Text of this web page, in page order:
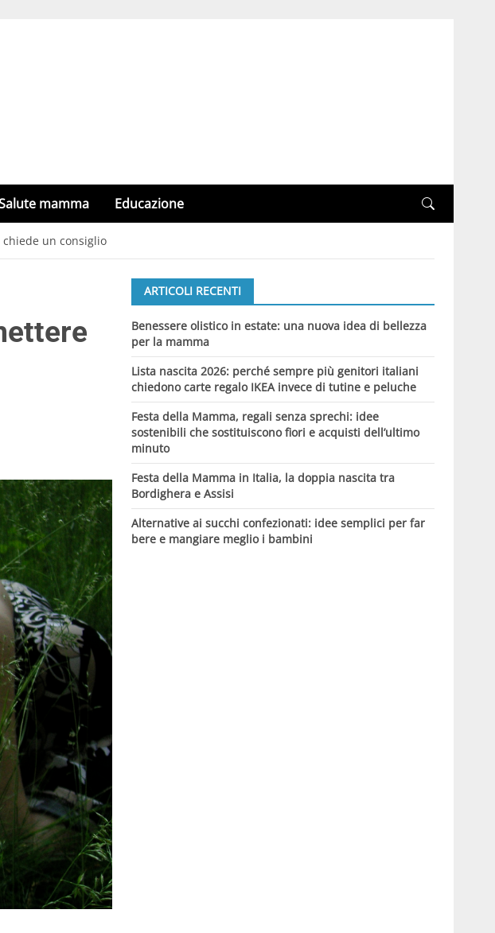
mamma Educazione
un consiglio
ARTICOLI RECENTI
Benessere olistico in estate: una nuova idea di bellezza
per la mamma
Lista nascita 2026: perché sempre più genitori italiani
chiedono carte regalo IKEA invece di tutine e peluche
Festa della Mamma, regali senza sprechi: idee
sostenibili che sostituiscono fiori e acquisti dell’ultimo
minuto
Festa della Mamma in Italia, la doppia nascita tra
Bordighera e Assisi
Alternative ai succhi confezionati: idee semplici per far
bere e mangiare meglio i bambini